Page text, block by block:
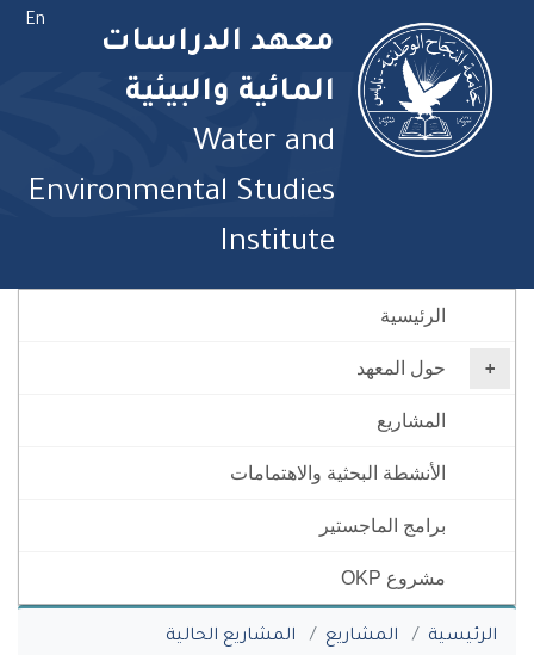
En
معهد الدراسات
المائية والبيئية
Water and
Environmental Studies
Institute
الرئيسية
حول المعهد
المشاريع
الأنشطة البحثية والاهتمامات
برامج الماجستير
مشروع OKP
You are here
الرئيسية المشاريع
المشاريع الحالية